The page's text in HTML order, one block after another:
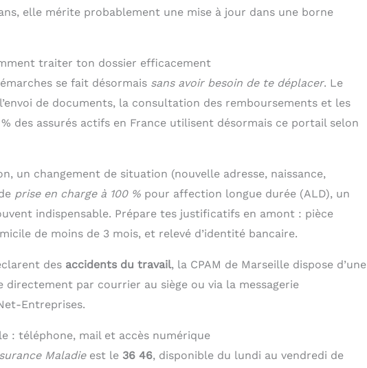
elle mérite probablement une mise à jour dans une borne
traiter ton dossier efficacement
se fait désormais sans avoir besoin de te déplacer. Le
de documents, la consultation des remboursements et les
% des assurés actifs en France utilisent désormais ce portail selon
un changement de situation (nouvelle adresse, naissance,
prise en charge à 100 %pour affection longue durée (ALD), un
indispensable. Prépare tes justificatifs en amont : pièce
de moins de 3 mois, et relevé d’identité bancaire.
des accidents du travail, la CPAM de Marseille dispose d’une
directement par courrier au siège ou via la messagerie
Entreprises.
: téléphone, mail et accès numérique
Maladieest le 36 46, disponible du lundi au vendredi de